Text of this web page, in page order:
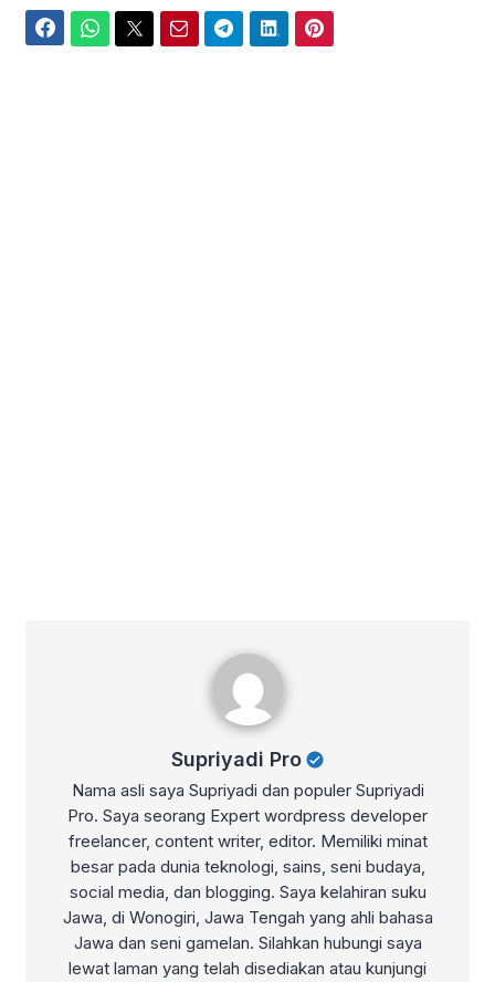
Supriyadi Pro
Nama asli saya Supriyadi dan populer Supriyadi
Pro. Saya seorang Expert wordpress developer
freelancer, content writer, editor. Memiliki minat
besar pada dunia teknologi, sains, seni budaya,
social media, dan blogging. Saya kelahiran suku
Jawa, di Wonogiri, Jawa Tengah yang ahli bahasa
Jawa dan seni gamelan. Silahkan hubungi saya
lewat laman yang telah disediakan atau kunjungi